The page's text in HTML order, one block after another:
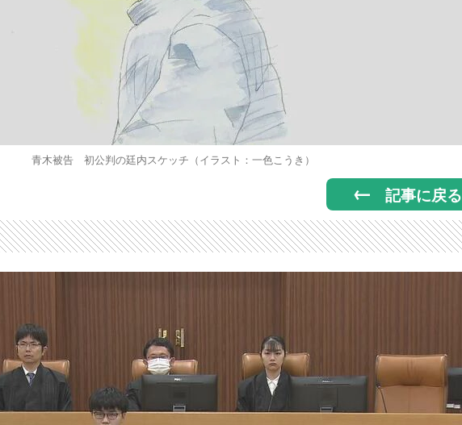
青木被告 初公判の廷内スケッチ（イラスト：一色こうき）
記事に戻る